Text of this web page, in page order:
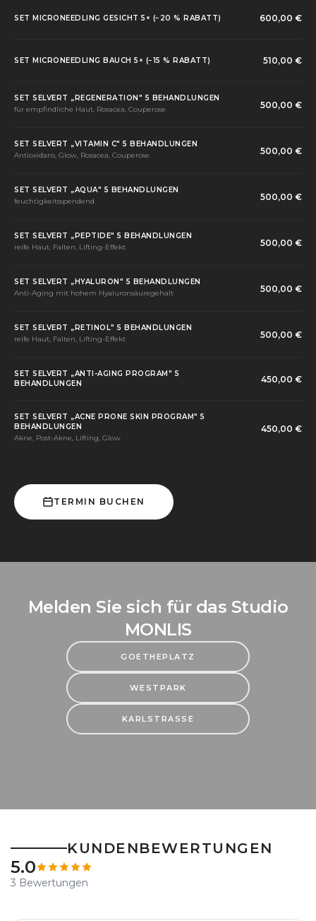
SET MICRONEEDLING GESICHT 5× (−20 % RABATT) 600,00 €
SET MICRONEEDLING BAUCH 5× (−15 % RABATT) 510,00 €
SET SELVERT „REGENERATION" 5 BEHANDLUNGEN
für empfindliche Haut, Rosacea, Couperose
500,00 €
SET SELVERT „VITAMIN C" 5 BEHANDLUNGEN
Antioxidans, Glow, Rosacea, Couperose
500,00 €
SET SELVERT „AQUA" 5 BEHANDLUNGEN
feuchtigkeitsspendend
500,00 €
SET SELVERT „PEPTIDE" 5 BEHANDLUNGEN
reife Haut, Falten, Lifting-Effekt
500,00 €
SET SELVERT „HYALURON" 5 BEHANDLUNGEN
Anti-Aging mit hohem Hyaluronsäuregehalt
500,00 €
SET SELVERT „RETINOL" 5 BEHANDLUNGEN
reife Haut, Falten, Lifting-Effekt
500,00 €
SET SELVERT „ANTI-AGING PROGRAM" 5
BEHANDLUNGEN
450,00 €
SET SELVERT „ACNE PRONE SKIN PROGRAM" 5
BEHANDLUNGEN
Akne, Post-Akne, Lifting, Glow
450,00 €
TERMIN BUCHEN
Melden Sie sich für das Studio
MONLIS
GOETHEPLATZ
WESTPARK
KARLSTRASSE
KUNDENBEWERTUNGEN
5.0
3 Bewertungen